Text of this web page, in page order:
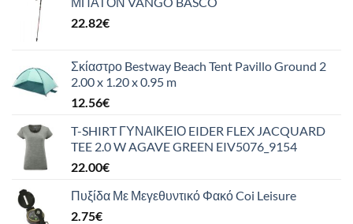
22.82€
Σκίαστρο Bestway Beach Tent Pavillo Ground 2
2.00 x 1.20 x 0.95 m
12.56€
T-SHIRT ΓΥΝΑΙΚΕΙΟ EIDER FLEX JACQUARD
TEE 2.0 W AGAVE GREEN EIV5076_9154
22.00€
Πυξίδα Με Μεγεθυντικό Φακό Coi Leisure
2.75€